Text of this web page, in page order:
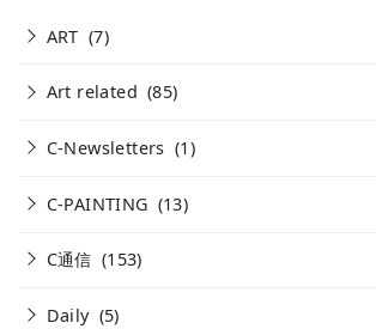
ART (7)
Art related (85)
C-Newsletters (1)
C-PAINTING (13)
C通信 (153)
Daily (5)